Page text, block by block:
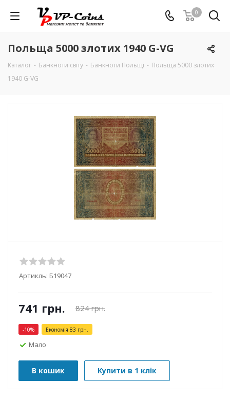
0
Польща 5000 злотих 1940 G-VG
Каталог - Банкноти світу - Банкноти Польщі - Польща 5000 злотих
1940 G-VG
Артикль: Б19047
741 грн. 824грн.
-10% Економія 83 грн.
Мало
В кошик Купити в 1 клік